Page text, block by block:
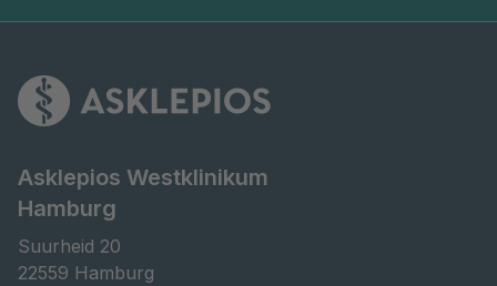
Asklepios Westklinikum
Hamburg
Suurheid 20
22559 Hamburg